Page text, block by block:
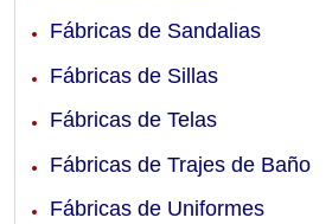
Fábricas de Sandalias
Fábricas de Sillas
Fábricas de Telas
Fábricas de Trajes de Baño
Fábricas de Uniformes